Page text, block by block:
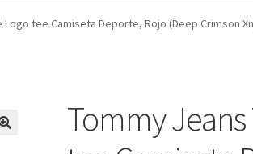
Logo tee Camiseta Deporte, Rojo (Deep Crimson
Tommy